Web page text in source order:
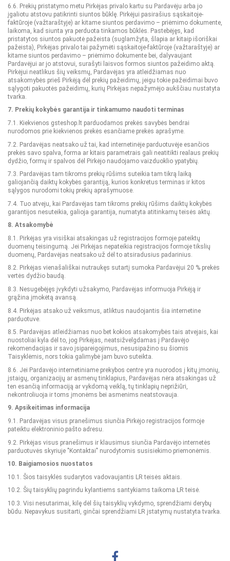
6.6. Prekių pristatymo metu Pirkėjas privalo kartu su Pardavėju arba jo
įgaliotu atstovu patikrinti siuntos būklę. Pirkėjui pasirašius sąskaitoje-
faktūroje (važtaraštyje) ar kitame siuntos perdavimo – priėmimo dokumente,
laikoma, kad siunta yra perduota tinkamos būklės. Pastebėjęs, kad
pristatytos siuntos pakuotė pažeista (suglamžyta, šlapia ar kitaip išoriškai
pažeista), Pirkėjas privalo tai pažymėti sąskaitoje-faktūroje (važtaraštyje) ar
kitame siuntos perdavimo – priėmimo dokumente bei, dalyvaujant
Pardavėjui ar jo atstovui, surašyti laisvos formos siuntos pažeidimo aktą.
Pirkėjui neatlikus šių veiksmų, Pardavėjas yra atleidžiamas nuo
atsakomybės prieš Pirkėją dėl prekių pažeidimų, jeigu tokie pažeidimai buvo
sąlygoti pakuotės pažeidimų, kurių Pirkėjas nepažymėjo aukščiau nustatyta
tvarka.
7. Prekių kokybės garantija ir tinkamumo naudoti terminas
7.1. Kiekvienos gsteshop.lt parduodamos prekės savybės bendrai
nurodomos prie kiekvienos prekės esančiame prekės aprašyme.
7.2. Pardavėjas neatsako už tai, kad internetinėje parduotuvėje esančios
prekės savo spalva, forma ar kitais parametrais gali neatitikti realaus prekių
dydžio, formų ir spalvos dėl Pirkėjo naudojamo vaizduoklio ypatybių.
7.3. Pardavėjas tam tikroms prekių rūšims suteikia tam tikrą laiką
galiojančią daiktų kokybės garantiją, kurios konkretus terminas ir kitos
sąlygos nurodomi tokių prekių aprašymuose.
7.4. Tuo atveju, kai Pardavėjas tam tikroms prekių rūšims daiktų kokybės
garantijos nesuteikia, galioja garantija, numatyta atitinkamų teisės aktų.
8. Atsakomybė
8.1. Pirkėjas yra visiškai atsakingas už registracijos formoje pateiktų
duomenų teisingumą. Jei Pirkėjas nepateikia registracijos formoje tikslių
duomenų, Pardavėjas neatsako už dėl to atsiradusius padarinius.
8.2. Pirkėjas vienašališkai nutraukęs sutartį sumoka Pardavėjui 20 % prekės
vertės dydžio baudą.
8.3. Nesugebėjęs įvykdyti užsakymo, Pardavėjas informuoja Pirkėją ir
grąžina įmokėtą avansą.
8.4. Pirkėjas atsako už veiksmus, atliktus naudojantis šia internetine
parduotuve.
8.5. Pardavėjas atleidžiamas nuo bet kokios atsakomybės tais atvejais, kai
nuostoliai kyla dėl to, jog Pirkėjas, neatsižvelgdamas į Pardavėjo
rekomendacijas ir savo įsipareigojimus, nesusipažino su šiomis
Taisyklėmis, nors tokia galimybė jam buvo suteikta.
8.6. Jei Pardavėjo internetiniame prekybos centre yra nuorodos į kitų įmonių,
įstaigų, organizacijų ar asmenų tinklapius, Pardavėjas nėra atsakingas už
ten esančią informaciją ar vykdomą veiklą, tų tinklapių neprižiūri,
nekontroliuoja ir toms įmonėms bei asmenims neatstovauja.
9. Apsikeitimas informacija
9.1. Pardavėjas visus pranešimus siunčia Pirkėjo registracijos formoje
pateiktu elektroninio pašto adresu.
9.2. Pirkėjas visus pranešimus ir klausimus siunčia Pardavėjo internetės
parduotuvės skyriuje "Kontaktai" nurodytomis susisiekimo priemonėmis.
10. Baigiamosios nuostatos
10.1. Šios taisyklės sudarytos vadovaujantis LR teisės aktais.
10.2. Šių taisyklių pagrindu kylantiems santykiams taikoma LR teisė.
10.3. Visi nesutarimai, kilę dėl šių taisyklių vykdymo, sprendžiami derybų
būdu. Nepavykus susitarti, ginčai sprendžiami LR įstatymų nustatyta tvarka.